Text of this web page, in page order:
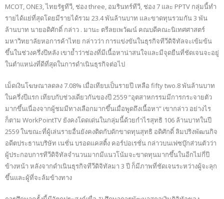
MCOT, ONE3, ไทยรัฐทีวี, ช่อง three, อมรินทร์ทีวี, ช่อง 7 และ PPTV กลุ่มนี้ทำ
รายได้แย่ที่สุดโดยมีรายได้รวม 23.4 พันล้านบาท และขาดทุนรวมกัน 3 พัน
ล้านบาท นายอดิศักดิ์ กล่าว . มานะ ตรีลยเพวัฒน์ คณบดีคณะนิเทศศาสตร์
มหาวิทยาลัยหอการค้าไทย กล่าวว่า การแข่งขันในธุรกิจทีวีดิจิทัลจะเข้มข้น
ขึ้นในช่วงครึ่งปีหลัง เขาย้ำว่าช่องที่มีเนื้อหาน่าสนใจและมีจุดยืนที่ชัดเจนจะอยู่
ในตำแหน่งที่ดีที่สุดในการดำเนินธุรกิจต่อไป
เม็ดเงินโฆษณาลดลง 7.08% เมื่อเทียบเป็นรายปี เหลือ fifty two.8 พันล้านบาท
ในครึ่งปีแรก เทียบกับช่วงเดียวกันของปี 2559 “อุตสาหกรรมมีการกระจายตัว
มากขึ้นเนื่องจากผู้ชมมีทางเลือกมากขึ้นเมื่อพูดถึงเนื้อหา” เขากล่าว อย่างไร
ก็ตาม WorkPointTV ยังคงโดดเด่นในกลุ่มนี้ด้วยกำไรสุทธิ 106 ล้านบาทในปี
2559 ในขณะที่ผู้เล่นรายอื่นยังคงติดกับดักขาดทุนสุทธิ อดิศักดิ์ ลิมปริงพัฒนกิจ
อดีตประธานบริษัท เนชั่น บรอดแคสติ้ง คอร์ปอเรชั่น กล่าวบนเฟซบุ๊กส่วนตัวว่า
ผู้ประกอบการทีวีดิจิทัลจำนวนมากมีแนวโน้มจะขาดทุนมากขึ้นในอีกไม่กี่ปี
ข้างหน้า หลังจากดำเนินธุรกิจทีวีดิจิทัลมา 3 ปี ก็มีภาพที่ชัดเจนระหว่างผู้จะลุก
ขึ้นและผู้ที่จะล้มข้างทาง